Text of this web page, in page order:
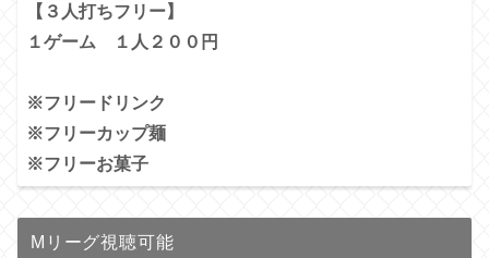
【３人打ちフリー】
１ゲーム １人２００円
※フリードリンク
※フリーカップ麺
※フリーお菓子
Mリーグ視聴可能